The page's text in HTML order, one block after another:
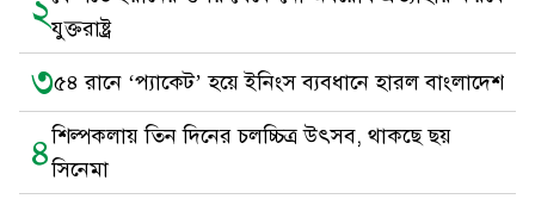
২যুক্তরাষ্ট্র
৩৫৪ রানে ‘প্যাকেট’ হয়ে ইনিংস ব্যবধানে হারল বাংলাদেশ
৪শিল্পকলায় তিন দিনের চলচ্চিত্র উৎসব, থাকছে ছয়
সিনেমা